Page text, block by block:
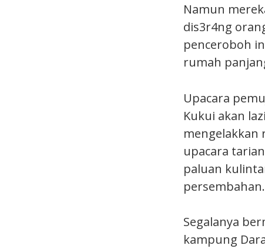
Namun
dis3r4ng
penceroboh
rumah
Upacara
Kukui akan
mengelakkan
upacara
paluan
persembahan.
Segalanya
kampung